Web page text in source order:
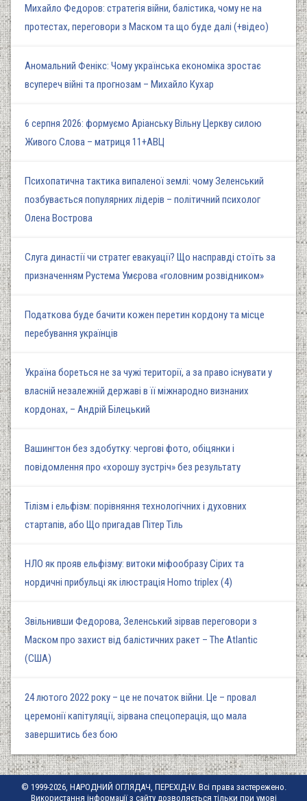
Михайло Федоров: стратегія війни, балістика, чому не на
протестах, переговори з Маском та що буде далі (+відео)
Аномальний Фенікс: Чому українська економіка зростає
всупереч війні та прогнозам – Михайло Кухар
6 серпня 2026: формуємо Аріанську Вільну Церкву силою
Живого Слова – матриця 11+АВЦ
Психопатична тактика випаленої землі: чому Зеленський
позбувається популярних лідерів – політичний психолог
Олена Вострова
Слуга династії чи стратег евакуації? Що насправді стоїть за
призначенням Рустема Умєрова «головним розвідником»
Податкова буде бачити кожен перетин кордону та місце
перебування українців
Україна бореться не за чужі території, а за право існувати у
власній незалежній державі в її міжнародно визнаних
кордонах, – Андрій Білецький
Вашингтон без здобутку: чергові фото, обіцянки і
повідомлення про «хорошу зустріч» без результату
Тілізм і ельфізм: порівняння технологічних і духовних
стартапів, або Що пригадав Пітер Тіль
НЛО як прояв ельфізму: витоки міфообразу Сірих та
нордичні прибульці як ілюстрація Homo triplex (4)
Звільнивши Федорова, Зеленський зірвав переговори з
Маском про захист від балістичних ракет – The Atlantic
(США)
24 лютого 2022 року – це не початок війни. Це – провал
церемонії капітуляції, зірвана спецоперація, що мала
завершитись без бою
© 1999-2026, НАРОДНИЙ ОГЛЯДАЧ, ПЕРЕХІД-IV. Всі права застережено.
Використання інформації з сайту дозволяється тільки при умові